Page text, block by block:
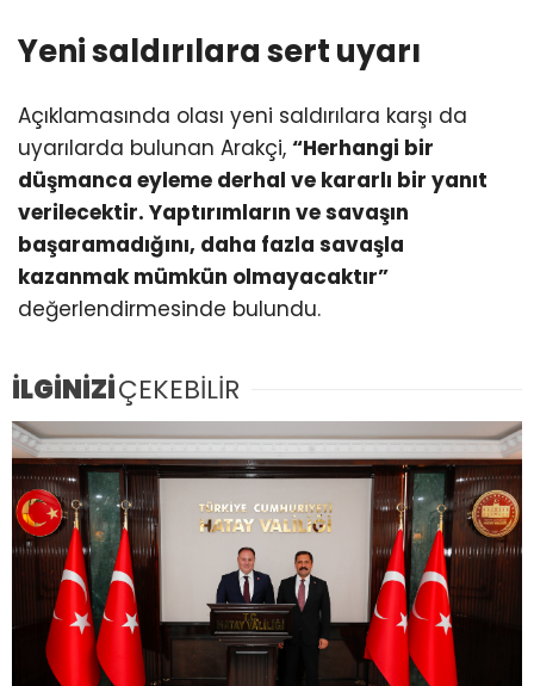
Yeni saldırılara sert uyarı
Açıklamasında olası yeni saldırılara karşı da
uyarılarda bulunan Arakçi, “Herhangi bir
düşmanca eyleme derhal ve kararlı bir yanıt
verilecektir. Yaptırımların ve savaşın
başaramadığını, daha fazla savaşla
kazanmak mümkün olmayacaktır”
değerlendirmesinde bulundu.
İLGİNİZİÇEKEBİLİR